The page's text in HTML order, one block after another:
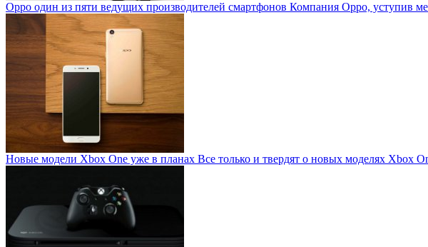
Oppo один из пяти ведущих производителей смартфонов Компания Oppo, уступив
Новые модели Xbox One уже в планах Все только и твердят о новых моделях Xbox